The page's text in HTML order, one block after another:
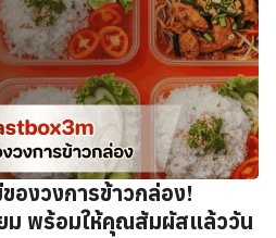
องวงการข้าวกล่อง!
ม พร้อมให้คุณสัมผัสแล้ววัน